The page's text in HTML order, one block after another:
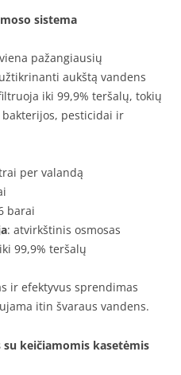
sistema
pažangiausių
aukštą vandens
iki 99,9% teršalų, tokių
pesticidai ir
per valandą
barai
: atvirkštinis osmosas
99,9% teršalų
ir efektyvus sprendimas
itin švaraus vandens.
keičiamomis kasetėmis